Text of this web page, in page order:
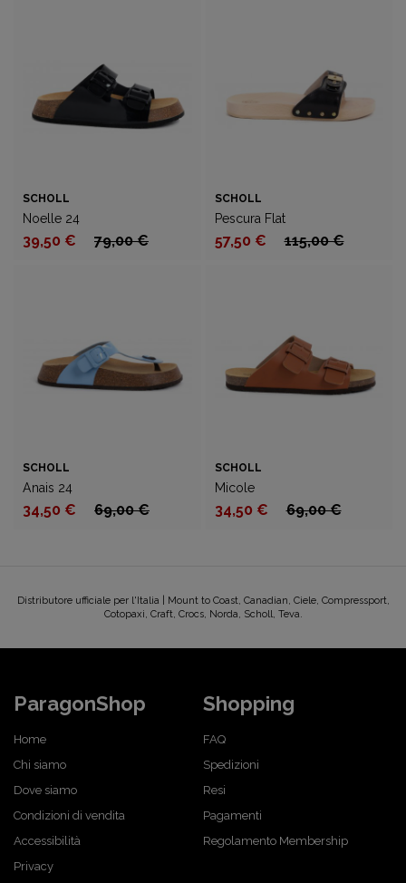
SCHOLL
Noelle 24
39,50 € 79,00 €
SCHOLL
Pescura Flat
57,50 € 115,00 €
SCHOLL
Anais 24
34,50 € 69,00 €
SCHOLL
Micole
34,50 € 69,00 €
Distributore ufficiale per l'Italia | Mount to Coast, Canadian, Ciele, Compressport,
Cotopaxi, Craft, Crocs, Norda, Scholl, Teva.
ParagonShop
Home
Chi siamo
Dove siamo
Condizioni di vendita
Accessibilità
Privacy
Shopping
FAQ
Spedizioni
Resi
Pagamenti
Regolamento Membership